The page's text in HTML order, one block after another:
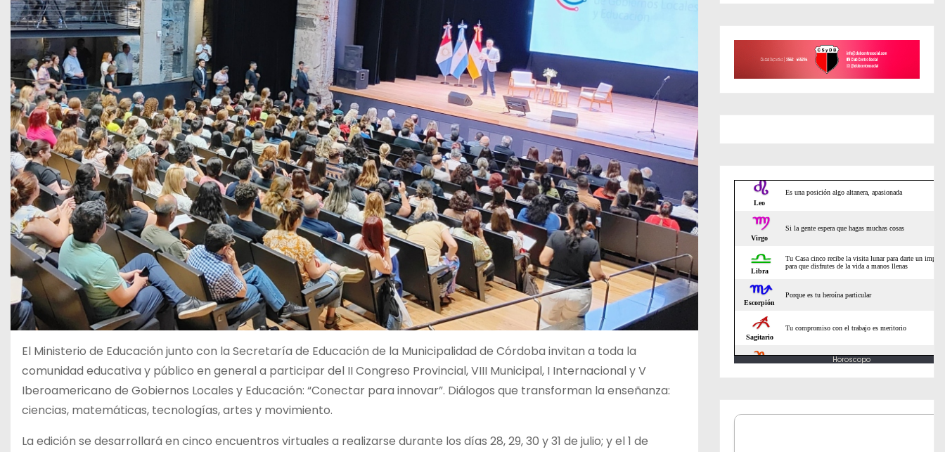
El Ministerio de Educación junto con la Secretaría de Educación de la Municipalidad de Córdoba invitan a toda la
comunidad educativa y público en general a participar del II Congreso Provincial, VIII Municipal, I Internacional y V
Iberoamericano de Gobiernos Locales y Educación: “Conectar para innovar”. Diálogos que transforman la enseñanza:
ciencias, matemáticas, tecnologías, artes y movimiento.
La edición se desarrollará en cinco encuentros virtuales a realizarse durante los días 28, 29, 30 y 31 de julio; y el 1 de
Horoscopo